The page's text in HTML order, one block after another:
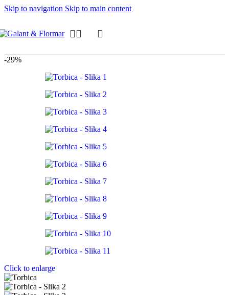
Skip to navigation Skip to main content
-29%
Click to enlarge